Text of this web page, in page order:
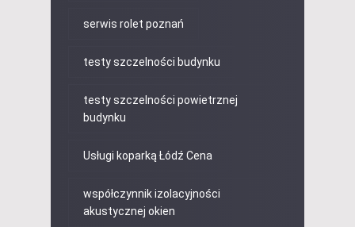
serwis rolet poznań
testy szczelności budynku
testy szczelności powietrznej
budynku
Usługi koparką Łódź Cena
współczynnik izolacyjności
akustycznej okien